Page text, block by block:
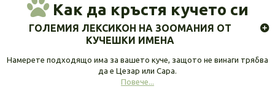
Как да кръстя кучето си
ГОЛЕМИЯ ЛЕКСИКОН НА ЗООМАНИЯ ОТ
КУЧЕШКИ ИМЕНА
Намерете подходящо има за вашето куче, защото не винаги трябва
да е Цезар или Сара.
Повече...